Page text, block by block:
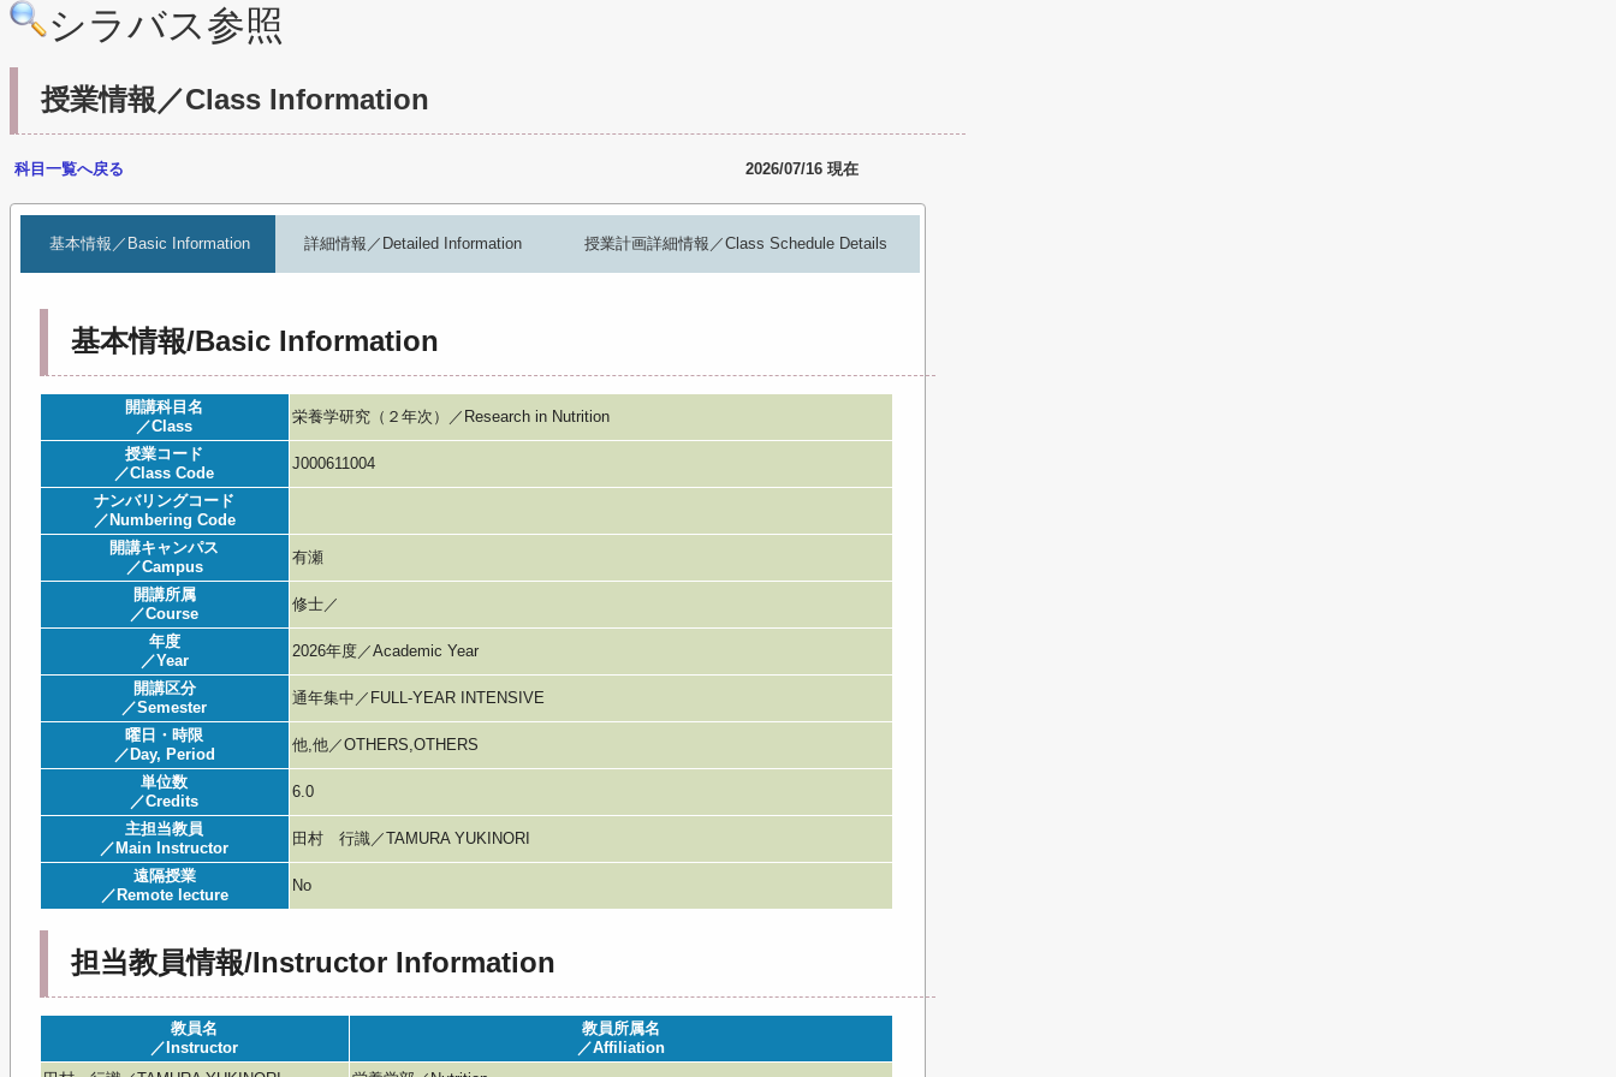
シラバス参照
授業情報／Class Information
科目一覧へ戻る 2026/07/16 現在
基本情報／Basic Information 詳細情報／Detailed Information 授業計画詳細情報／Class Schedule Details
基本情報/Basic Information
開講科目名
／Class
栄養学研究（２年次）／Research in Nutrition
授業コード
／Class Code
J000611004
ナンバリングコード
／Numbering Code
開講キャンパス
／Campus
有瀬
開講所属
／Course
修士／
年度
／Year
2026年度／Academic Year
開講区分
／Semester
通年集中／FULL-YEAR INTENSIVE
曜日・時限
／Day, Period
他,他／OTHERS,OTHERS
単位数
／Credits
6.0
主担当教員
／Main Instructor
田村 行識／TAMURA YUKINORI
遠隔授業
／Remote lecture
No
担当教員情報/Instructor Information
教員名
／Instructor
教員所属名
／Affiliation